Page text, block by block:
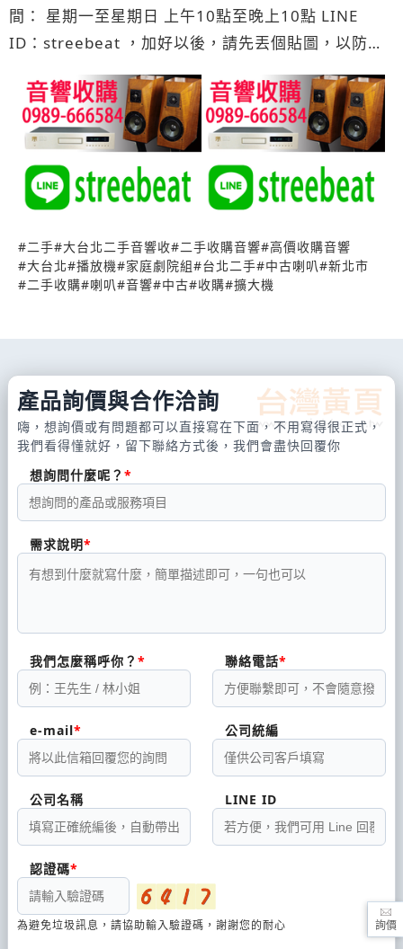
間： 星期一至星期日 上午10點至晚上10點 LINE
ID：streebeat ，加好以後，請先丟個貼圖，以防漏
讀您的訊息噢！(最優先處理以及光速回覆) 服務據
點： 台中以北新竹 中壢 桃園縣市 台北市、新北市(板
橋區、中和區、新莊區、三重區、新店區、土城區、
永和區、蘆洲區、汐止區、樹林區、淡水區、三峽
區、鶯歌區、五股區、泰山區、林口區…)
#二手#大台北二手音響收#二手收購音響#高價收購音響
#大台北#播放機#家庭劇院組#台北二手#中古喇叭#新北市
#二手收購#喇叭#音響#中古#收購#擴大機
產品詢價與合作洽詢
嗨，想詢價或有問題都可以直接寫在下面，不用寫得很正式，
我們看得懂就好，留下聯絡方式後，我們會盡快回覆你
想詢問什麼呢？
需求說明
我們怎麼稱呼你？ 聯絡電話
e-mail 公司統編
公司名稱 LINE ID
認證碼
為避免垃圾訊息，請協助輸入驗證碼，謝謝您的耐心 詢價